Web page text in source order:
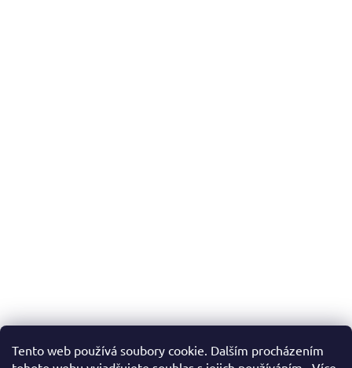
Tento web používá soubory cookie. Dalším procházením